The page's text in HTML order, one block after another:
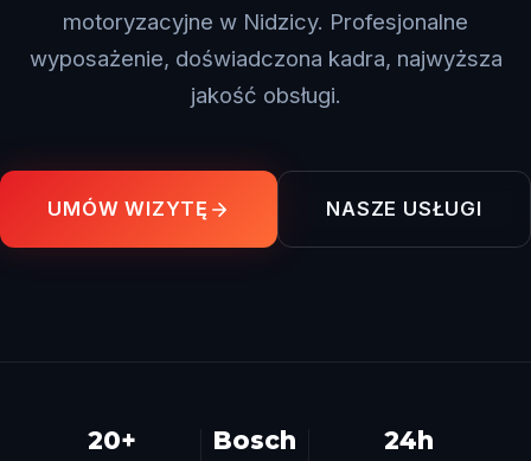
motoryzacyjne w Nidzicy. Profesjonalne
wyposażenie, doświadczona kadra, najwyższa
jakość obsługi.
UMÓW WIZYTĘ NASZE USŁUGI
20+ Bosch 24h